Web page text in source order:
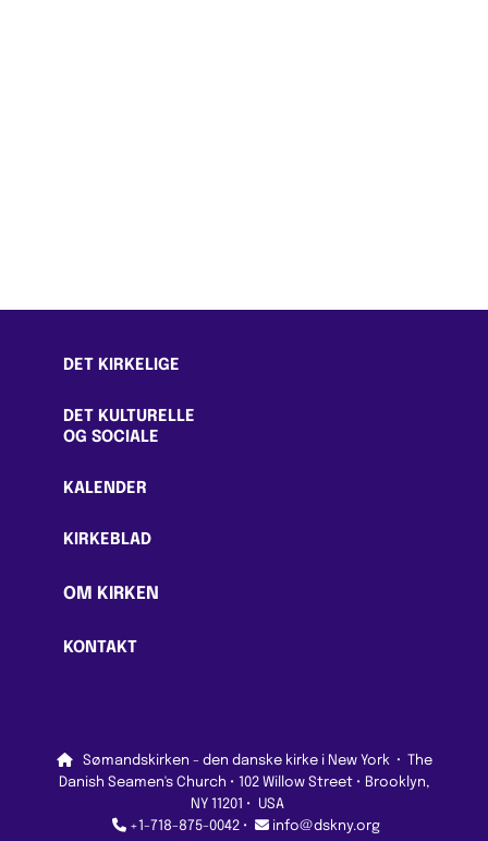
DET KIRKELIGE
DET KULTURELLE
OG SOCIALE
KALENDER
KIRKEBLAD
OM KIRKEN
KONTAKT
Sømandskirken - den danske kirke i New York · The
Danish Seamen's Church • 102 Willow Street • Brooklyn,
NY 11201 • USA
+1-718-875-0042 • info@dskny.org